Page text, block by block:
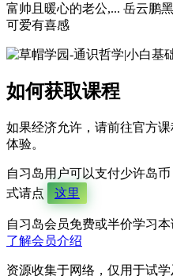
富帅且暖心的老公,... 岳云鹏
可爱有喜感
如何获取课程
如果经济允许，请前往官方
体验。
自习岛用户可以支付少许岛
式请点
这里
自习岛会员免费或半价学习
了解会员介绍
资源收集于网络，仅用于试